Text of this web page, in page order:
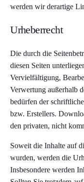
werden wir derartige
Urheberrecht
Die durch die
diesen Seiten
Vervielfältigung,
Verwertung außerhalb
bedürfen der
bzw. Erstellers.
den privaten, nicht
Soweit die Inhalte auf
wurden, werden die
Insbesondere werden